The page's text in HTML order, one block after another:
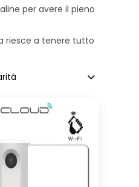
per avere il pieno
riesce a tenere tutto